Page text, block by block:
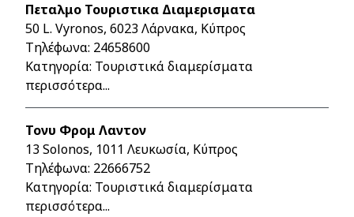
Πεταλμο Τουριστικα Διαμερισματα
50 L. Vyronos, 6023 Λάρνακα, Κύπρος
Τηλέφωνα: 24658600
Κατηγορία: Τουριστικά διαμερίσματα
περισσότερα...
Τονυ Φρομ Λαντον
13 Solonos, 1011 Λευκωσία, Κύπρος
Τηλέφωνα: 22666752
Κατηγορία: Τουριστικά διαμερίσματα
περισσότερα...